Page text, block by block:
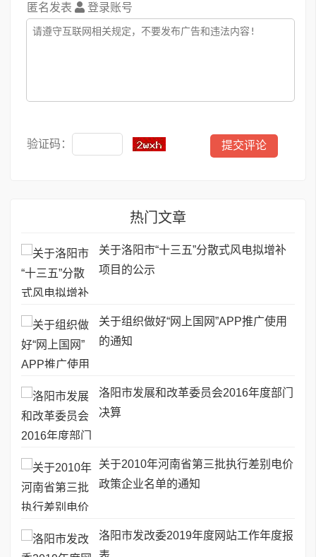
匿名发表 登录账号
验证码：
热门文章
关于洛阳市“十三五”分散式风电拟增补
项目的公示
关于组织做好“网上国网”APP推广使用
的通知
洛阳市发展和改革委员会2016年度部门
决算
关于2010年河南省第三批执行差别电价
政策企业名单的通知
洛阳市发改委2019年度网站工作年度报